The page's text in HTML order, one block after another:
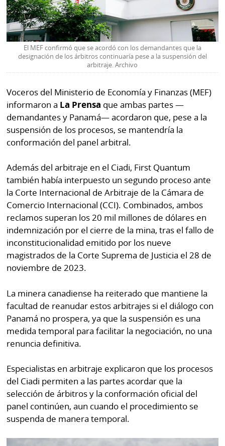
El MEF confirmó que se acordó con los demandantes que la
designación de los árbitros continuaría pese a la suspensión del
arbitraje. Archivo
Voceros del Ministerio de Economía y Finanzas (MEF)
informaron a La Prensa que ambas partes —
demandantes y Panamá— acordaron que, pese a la
suspensión de los procesos, se mantendría la
conformación del panel arbitral.
Además del arbitraje en el Ciadi, First Quantum
también había interpuesto un segundo proceso ante
la Corte Internacional de Arbitraje de la Cámara de
Comercio Internacional (CCI). Combinados, ambos
reclamos superan los 20 mil millones de dólares en
indemnización por el cierre de la mina, tras el fallo de
inconstitucionalidad emitido por los nueve
magistrados de la Corte Suprema de Justicia el 28 de
noviembre de 2023.
La minera canadiense ha reiterado que mantiene la
facultad de reanudar estos arbitrajes si el diálogo con
Panamá no prospera, ya que la suspensión es una
medida temporal para facilitar la negociación, no una
renuncia definitiva.
Especialistas en arbitraje explicaron que los procesos
del Ciadi permiten a las partes acordar que la
selección de árbitros y la conformación oficial del
panel continúen, aun cuando el procedimiento se
suspenda de manera temporal.